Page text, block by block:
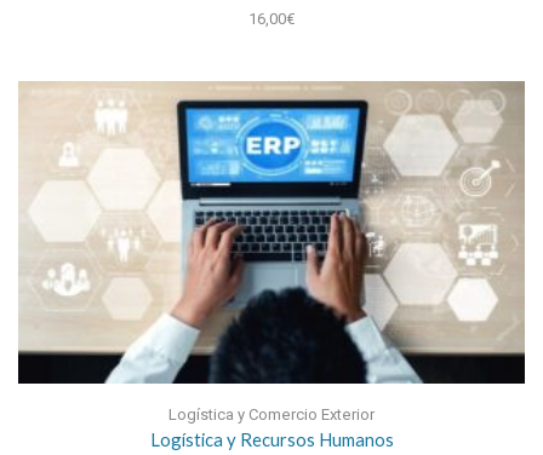
16,00€
Logística y Comercio Exterior
Logística y Recursos Humanos